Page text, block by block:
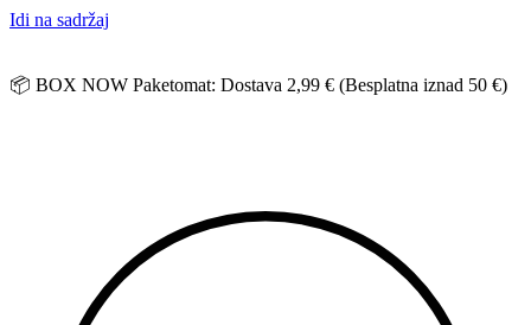
Idi na sadržaj
📦 BOX NOW Paketomat: Dostava 2,99 € (Besplatna iznad 50 €)